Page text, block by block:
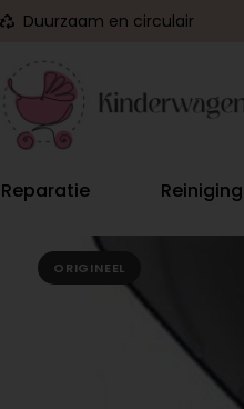
Duurzaam en circulair
Reparatie Reiniging
ORIGINEEL